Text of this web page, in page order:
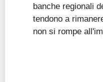
banche regionali
tendono a
non si rompe